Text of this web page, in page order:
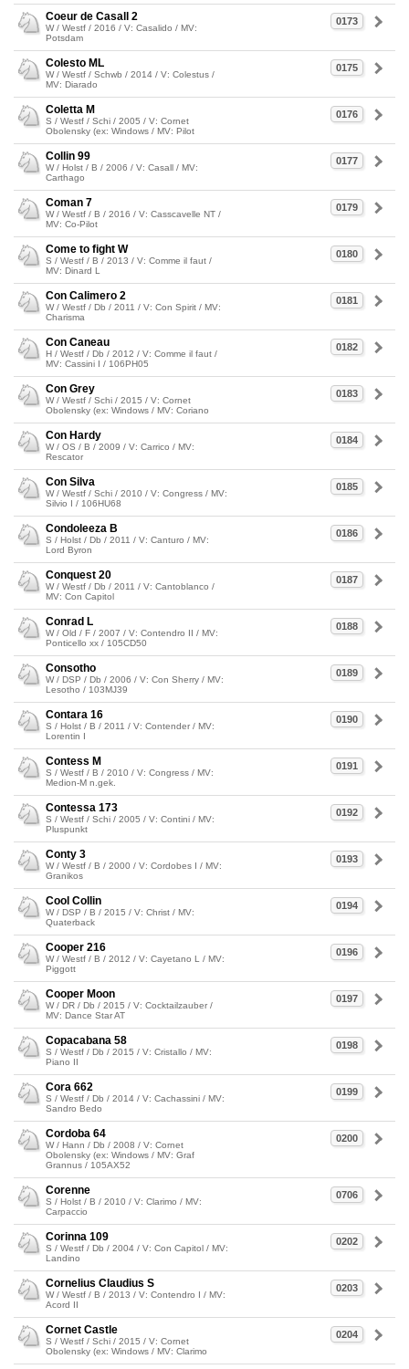
0173
Coeur de Casall 2
W / Westf / 2016 / V: Casalido / MV:
Potsdam
0175
Colesto ML
W / Westf / Schwb / 2014 / V: Colestus /
MV: Diarado
0176
Coletta M
S / Westf / Schi / 2005 / V: Cornet
Obolensky (ex: Windows / MV: Pilot
0177
Collin 99
W / Holst / B / 2006 / V: Casall / MV:
Carthago
0179
Coman 7
W / Westf / B / 2016 / V: Casscavelle NT /
MV: Co-Pilot
0180
Come to fight W
S / Westf / B / 2013 / V: Comme il faut /
MV: Dinard L
0181
Con Calimero 2
W / Westf / Db / 2011 / V: Con Spirit / MV:
Charisma
0182
Con Caneau
H / Westf / Db / 2012 / V: Comme il faut /
MV: Cassini I / 106PH05
0183
Con Grey
W / Westf / Schi / 2015 / V: Cornet
Obolensky (ex: Windows / MV: Coriano
0184
Con Hardy
W / OS / B / 2009 / V: Carrico / MV:
Rescator
0185
Con Silva
W / Westf / Schi / 2010 / V: Congress / MV:
Silvio I / 106HU68
0186
Condoleeza B
S / Holst / Db / 2011 / V: Canturo / MV:
Lord Byron
0187
Conquest 20
W / Westf / Db / 2011 / V: Cantoblanco /
MV: Con Capitol
0188
Conrad L
W / Old / F / 2007 / V: Contendro II / MV:
Ponticello xx / 105CD50
0189
Consotho
W / DSP / Db / 2006 / V: Con Sherry / MV:
Lesotho / 103MJ39
0190
Contara 16
S / Holst / B / 2011 / V: Contender / MV:
Lorentin I
0191
Contess M
S / Westf / B / 2010 / V: Congress / MV:
Medion-M n.gek.
0192
Contessa 173
S / Westf / Schi / 2005 / V: Contini / MV:
Pluspunkt
0193
Conty 3
W / Westf / B / 2000 / V: Cordobes I / MV:
Granikos
0194
Cool Collin
W / DSP / B / 2015 / V: Christ / MV:
Quaterback
0196
Cooper 216
W / Westf / B / 2012 / V: Cayetano L / MV:
Piggott
0197
Cooper Moon
W / DR / Db / 2015 / V: Cocktailzauber /
MV: Dance Star AT
0198
Copacabana 58
S / Westf / Db / 2015 / V: Cristallo / MV:
Piano II
0199
Cora 662
S / Westf / Db / 2014 / V: Cachassini / MV:
Sandro Bedo
0200
Cordoba 64
W / Hann / Db / 2008 / V: Cornet
Obolensky (ex: Windows / MV: Graf
Grannus / 105AX52
0706
Corenne
S / Holst / B / 2010 / V: Clarimo / MV:
Carpaccio
0202
Corinna 109
S / Westf / Db / 2004 / V: Con Capitol / MV:
Landino
0203
Cornelius Claudius S
W / Westf / B / 2013 / V: Contendro I / MV:
Acord II
0204
Cornet Castle
S / Westf / Schi / 2015 / V: Cornet
Obolensky (ex: Windows / MV: Clarimo